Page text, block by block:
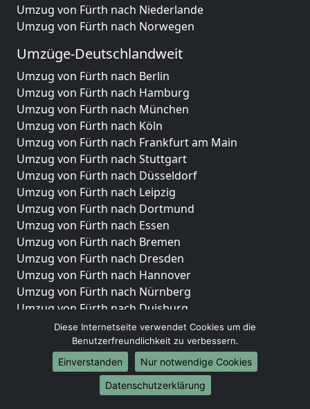
Umzug von Fürth nach Niederlande
Umzug von Fürth nach Norwegen
Umzüge-Deutschlandweit
Umzug von Fürth nach Berlin
Umzug von Fürth nach Hamburg
Umzug von Fürth nach München
Umzug von Fürth nach Köln
Umzug von Fürth nach Frankfurt am Main
Umzug von Fürth nach Stuttgart
Umzug von Fürth nach Düsseldorf
Umzug von Fürth nach Leipzig
Umzug von Fürth nach Dortmund
Umzug von Fürth nach Essen
Umzug von Fürth nach Bremen
Umzug von Fürth nach Dresden
Umzug von Fürth nach Hannover
Umzug von Fürth nach Nürnberg
Umzug von Fürth nach Duisburg
Umzug von Fürth nach Bochum
Umzug von Fürth nach Wuppertal
Umzug von Fürth nach Bielefeld
Umzug von Fürth nach Bonn
Umzug von Fürth nach Münster
Diese Internetseite verwendet Cookies um die
Benutzerfreundlichkeit zu verbessern.
Einverstanden
Nur notwendige Cookies
Datenschutzerklärung